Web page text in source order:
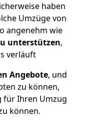
haben
Umzüge von
angenehm wie
unterstützen,
verläuft
Angebote, und
zu können,
für Ihren Umzug
können.